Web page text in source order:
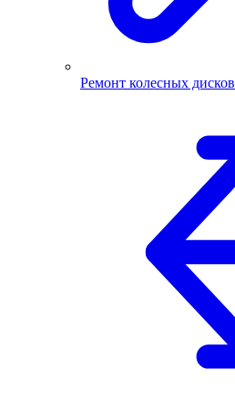
Ремонт колесных дисков